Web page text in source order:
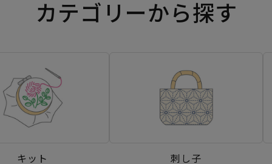
カテゴリーから探す
キット 刺し子